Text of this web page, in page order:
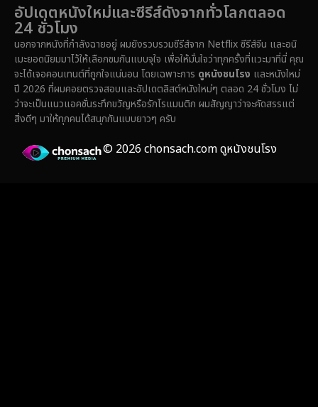
Family ครอบครัว
Fantasy จินตนาการ (329)
Fiction (14)
Gothic
อัปเดตหนังใหม่และซีรีส์ดังจากทั่วโลกตลอด
24 ชั่วโมง
นอกจากหนังที่กำลังฉายอยู่ ผมยังรวบรวมซีรีส์จาก Netflix ซีรีส์จีน และอนิ
เมะยอดนิยมมาไว้ให้เลือกชมกันแบบจุใจ เพื่อให้มั่นใจว่าทุกครั้งที่แวะมาที่นี่ คุณ
จะได้เจอคอนเทนต์ที่ถูกใจแน่นอน โดยเฉพาะการ ดูหนังชนโรง และหนังใหม่
ปี 2026 ที่ผมคอยตรวจสอบและอัปเดตลิสต์หนังใหม่ๆ ตลอด 24 ชั่วโมง ไม่
ว่าจะเป็นแนวแอคชั่นระทึกขวัญหรือรักโรแมนติก ผมสัญญาว่าจะคัดสรรแต่
สิ่งดีๆ มาให้ทุกคนได้สนุกกันแบบยาวๆ ครับ
© 2026 chonsach.com ดูหนังชนโรง